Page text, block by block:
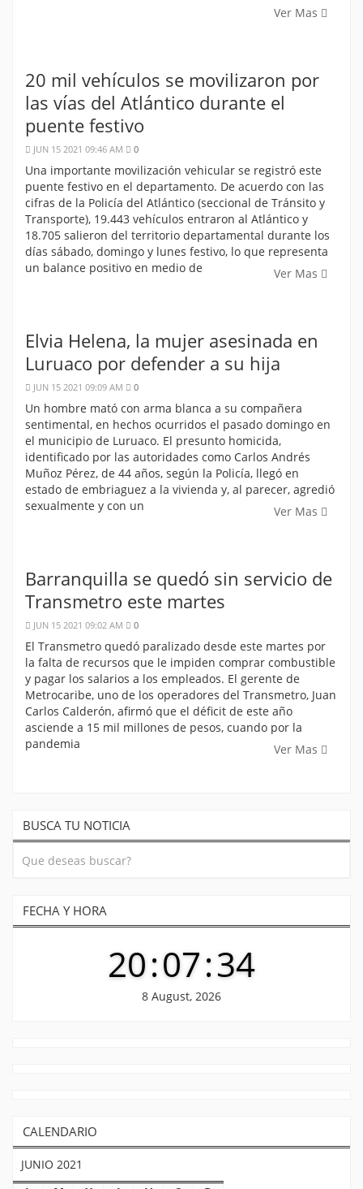
Ver Mas
20 mil vehículos se movilizaron por
las vías del Atlántico durante el
puente festivo
JUN 15 2021 09:46 AM 0
Una importante movilización vehicular se registró este
puente festivo en el departamento. De acuerdo con las
cifras de la Policía del Atlántico (seccional de Tránsito y
Transporte), 19.443 vehículos entraron al Atlántico y
18.705 salieron del territorio departamental durante los
días sábado, domingo y lunes festivo, lo que representa
un balance positivo en medio de
Ver Mas
Elvia Helena, la mujer asesinada en
Luruaco por defender a su hija
JUN 15 2021 09:09 AM 0
Un hombre mató con arma blanca a su compañera
sentimental, en hechos ocurridos el pasado domingo en
el municipio de Luruaco. El presunto homicida,
identificado por las autoridades como Carlos Andrés
Muñoz Pérez, de 44 años, según la Policía, llegó en
estado de embriaguez a la vivienda y, al parecer, agredió
sexualmente y con un
Ver Mas
Barranquilla se quedó sin servicio de
Transmetro este martes
JUN 15 2021 09:02 AM 0
El Transmetro quedó paralizado desde este martes por
la falta de recursos que le impiden comprar combustible
y pagar los salarios a los empleados. El gerente de
Metrocaribe, uno de los operadores del Transmetro, Juan
Carlos Calderón, afirmó que el déficit de este año
asciende a 15 mil millones de pesos, cuando por la
pandemia
Ver Mas
BUSCA TU NOTICIA
FECHA Y HORA
20:07:34
8 August, 2026
CALENDARIO
JUNIO 2021